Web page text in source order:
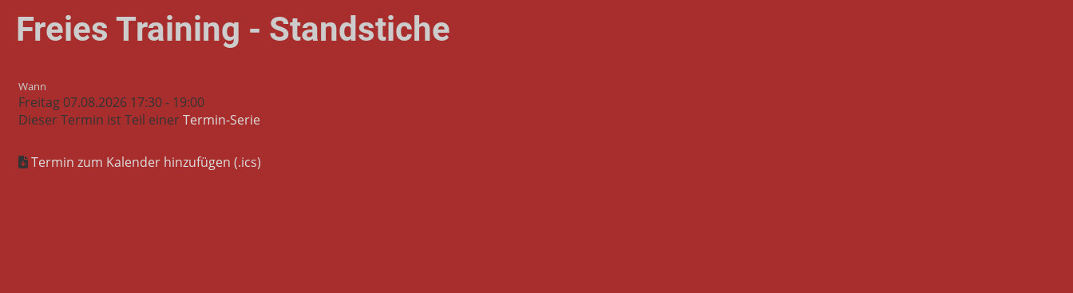
Freies Training - Standstiche
Wann
Freitag 07.08.2026 17:30 - 19:00
Dieser Termin ist Teil einerTermin-Serie
Termin zum Kalender hinzufügen (.ics)